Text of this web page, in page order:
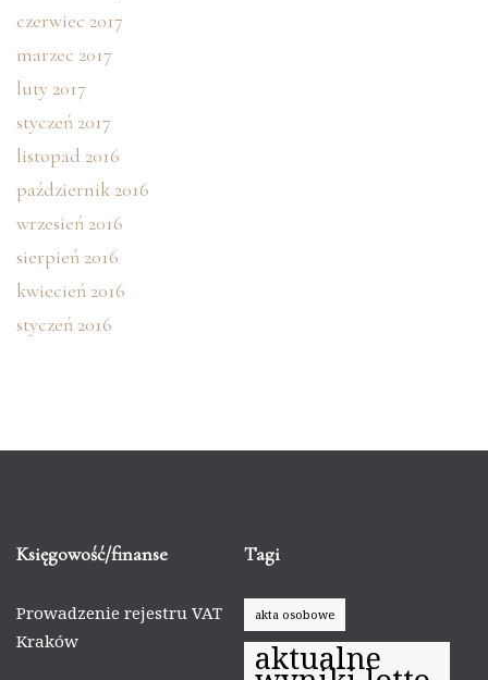
czerwiec 2017
marzec 2017
luty 2017
styczeń 2017
listopad 2016
październik 2016
wrzesień 2016
sierpień 2016
kwiecień 2016
styczeń 2016
Księgowość/finanse
Prowadzenie rejestru VAT
Kraków
Tagi
akta osobowe
aktualne